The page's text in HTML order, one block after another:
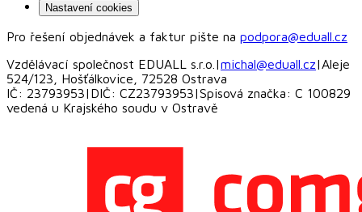
Nastavení cookies
Pro řešení objednávek a faktur pište na podpora@eduall.cz
Vzdělávací společnost EDUALL s.r.o. |michal@eduall.cz|Aleje
524/123, Hošťálkovice, 72528 Ostrava
IČ: 23793953| DIČ: CZ23793953|Spisová značka: C 100829
vedená u Krajského soudu v Ostravě